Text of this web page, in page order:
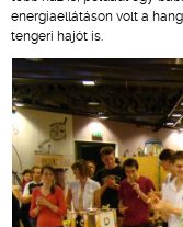
energiaellátáson volt a
tengeri hajót is.